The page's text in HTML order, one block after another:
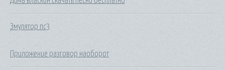
Эмулятор пс3
Приложение разговор наоборот